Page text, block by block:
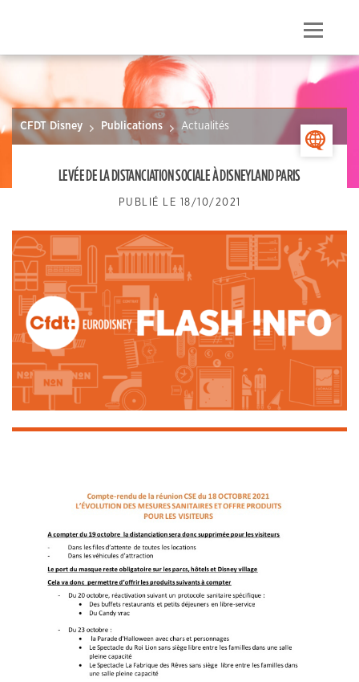
Menu
CFDT Disney Publications Actualités
LEVÉE DE LA DISTANCIATION SOCIALE À DISNEYLAND PARIS
PUBLIÉ LE 18/10/2021